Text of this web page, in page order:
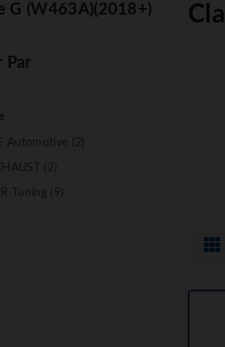
G (W463A)(2018+)
Par
Automotive (2)
(2)
Tuning (9)